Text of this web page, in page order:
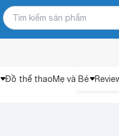
Đồ thể thaoMẹ và Bé